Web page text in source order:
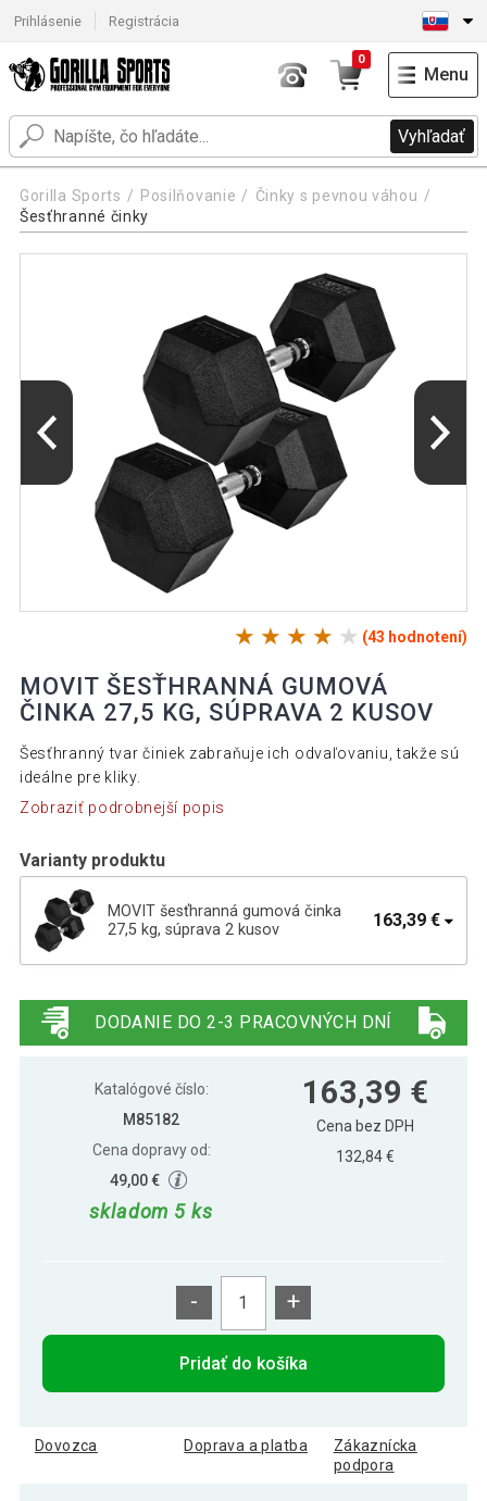
Prihlásenie Registrácia
Vyhľadať
0
Menu
Gorilla Sports Posilňovanie
Činky s pevnou váhou
Šesťhranné činky
(43 hodnotení)
MOVIT ŠESŤHRANNÁ GUMOVÁ
ČINKA 27,5 KG, SÚPRAVA 2 KUSOV
Šesťhranný tvar činiek zabraňuje ich odvaľovaniu, takže sú
ideálne pre kliky.
Zobraziť podrobnejší popis
Varianty produktu
MOVIT šesťhranná gumová činka
27,5 kg, súprava 2 kusov
163,39 €
kg, súprava 2 kusov
kg, súprava 2 kusov
129,79 €
MOVIT šesťhranná gumová činka 25
kg, súprava 2 kusov
150,29 €
DODANIE DO 2-3 PRACOVNÝCH DNÍ
Katalógové číslo:
M85182
Cena dopravy od:
49,00 €
skladom 5 ks
163,39 €
Cena bez DPH
132,84 €
- +
Pridať do košíka
Dovozca Doprava a platba
Zákaznícka
podpora